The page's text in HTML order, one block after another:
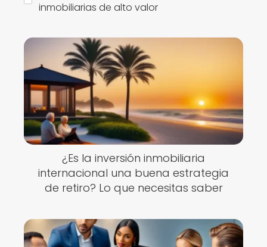
inmobiliarias de alto valor
¿Es la inversión inmobiliaria
internacional una buena estrategia
de retiro? Lo que necesitas saber